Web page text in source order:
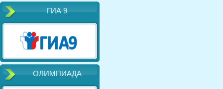
ГИА 9
ОЛИМПИАДА